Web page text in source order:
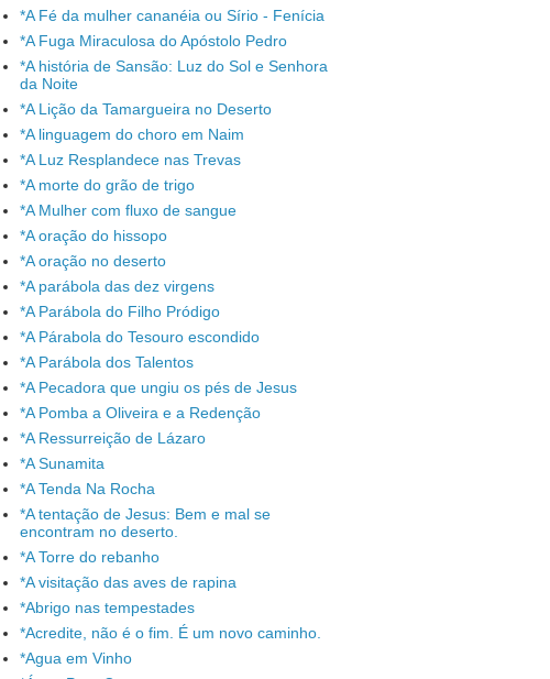
*A Fé da mulher cananéia ou Sírio - Fenícia
*A Fuga Miraculosa do Apóstolo Pedro
*A história de Sansão: Luz do Sol e Senhora
da Noite
*A Lição da Tamargueira no Deserto
*A linguagem do choro em Naim
*A Luz Resplandece nas Trevas
*A morte do grão de trigo
*A Mulher com fluxo de sangue
*A oração do hissopo
*A oração no deserto
*A parábola das dez virgens
*A Parábola do Filho Pródigo
*A Párabola do Tesouro escondido
*A Parábola dos Talentos
*A Pecadora que ungiu os pés de Jesus
*A Pomba a Oliveira e a Redenção
*A Ressurreição de Lázaro
*A Sunamita
*A Tenda Na Rocha
*A tentação de Jesus: Bem e mal se
encontram no deserto.
*A Torre do rebanho
*A visitação das aves de rapina
*Abrigo nas tempestades
*Acredite, não é o fim. É um novo caminho.
*Agua em Vinho